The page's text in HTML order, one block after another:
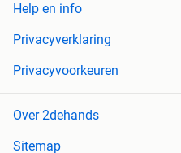
Help en info
Privacyverklaring
Privacyvoorkeuren
Over 2dehands
Sitemap